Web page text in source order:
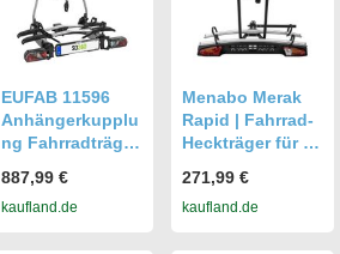
EUFAB 11596
Anhängerkupplu
ng Fahrradträger
Max
887,99 €
kaufland.de
Menabo Merak
Rapid | Fahrrad-
Heckträger für 2
Anhängerkupplu
ng - Aluminium
271,99 €
kaufland.de